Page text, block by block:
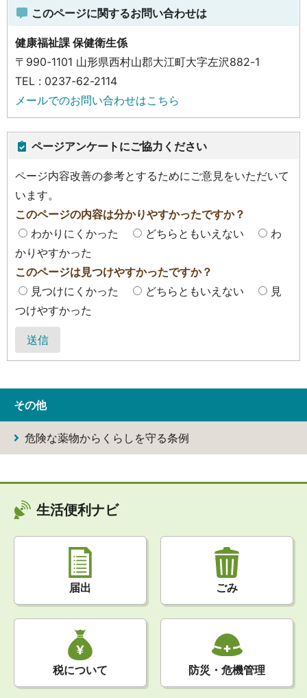
このページに関するお問い合わせは
健康福祉課 保健衛生係
〒990-1101 山形県西村山郡大江町大字左沢882-1
TEL : 0237-62-2114
メールでのお問い合わせはこちら
ページアンケートにご協力ください
ページ内容改善の参考とするためにご意見をいただいて
います。
このページの内容は分かりやすかったですか？
わかりにくかった
どちらともいえない
わ
かりやすかった
このページは見つけやすかったですか？
見つけにくかった
どちらともいえない
見
つけやすかった
送信
その他
危険な薬物からくらしを守る条例
生活便利ナビ
届出 ごみ
税について 防災・危機管理